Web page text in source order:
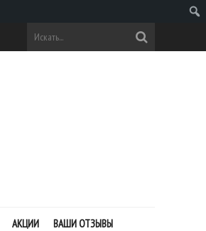
АКЦИИ ВАШИ ОТЗЫВЫ